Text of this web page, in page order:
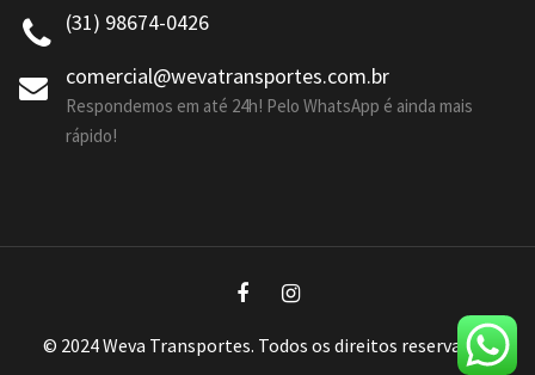
(31) 98674-0426
comercial@wevatransportes.com.br
Respondemos em até 24h! Pelo WhatsApp é ainda mais
rápido!
© 2024 Weva Transportes. Todos os direitos reservados.